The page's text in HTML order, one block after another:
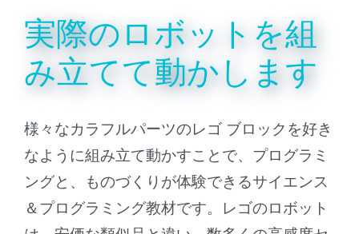
実際のロボットを組
み立てて動かします
様々なカラフルパーツのレゴ ブロックを好き
なように組み立て動かすことで、プログラミ
ングと、ものづくりが体験できるサイエンス
＆プログラミング教材です。レゴのロボット